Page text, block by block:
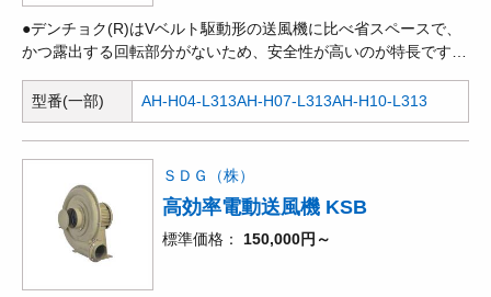
●デンチョク(R)はVベルト駆動形の送風機に比べ省スペースで、
かつ露出する回転部分がないため、安全性が高いのが特長です。
しているため、最も効率が良く、特に騒音は大幅に低くなりま
す。●時代の要求に合わせた送風機です。同性能のターボ型送風
機と比較して、騒音は5～7dB低く、効率は約10%高くなってい
ます。●標準塗装色マンセル2.5Y6/2。
型番(一部) AH-H04-L313AH-H07-L313AH-H10-L313
ＳＤＧ（株）
高効率電動送風機 KSB
標準価格 150,000円～